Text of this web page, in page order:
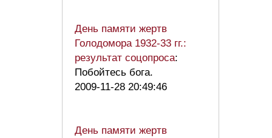
День памяти жертв
Голодомора 1932-33 гг.:
результат соцопроса:
Побойтесь бога.
2009-11-28 20:49:46
День памяти жертв